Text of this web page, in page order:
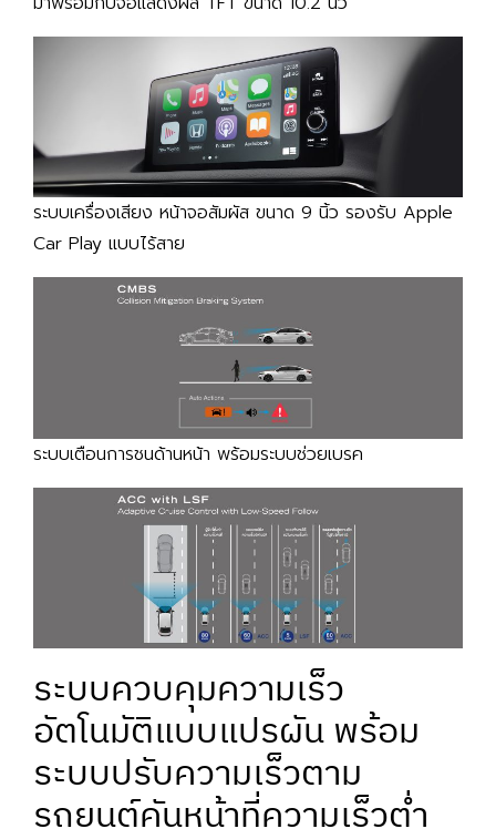
ระบบเครื่องเสียง หน้าจอสัมผัส ขนาด 9 นิ้ว รองรับ Apple
Car Play แบบไร้สาย
ระบบเตือนการชนด้านหน้า พร้อมระบบช่วยเบรค
ระบบควบคุมความเร็ว
อัตโนมัติแบบแปรผัน พร้อม
ระบบปรับความเร็วตาม
รถยนต์คันหน้าที่ความเร็วต่ำ